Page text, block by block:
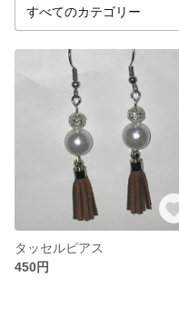
タッセルピアス
450円